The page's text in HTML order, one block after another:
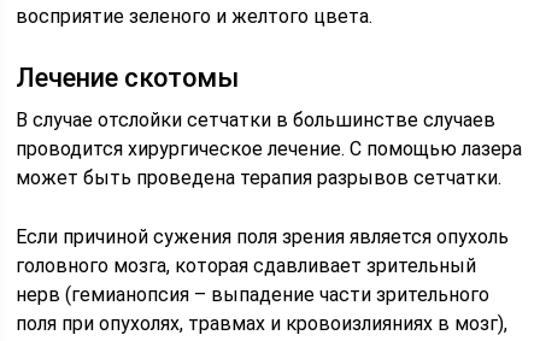
восприятие зеленого и желтого цвета.
Лечение скотомы
В случае отслойки сетчатки в большинстве случаев
проводится хирургическое лечение. С помощью лазера
может быть проведена терапия разрывов сетчатки.
Если причиной сужения поля зрения является опухоль
головного мозга, которая сдавливает зрительный
нерв (гемианопсия – выпадение части зрительного
поля при опухолях, травмах и кровоизлияниях в мозг),